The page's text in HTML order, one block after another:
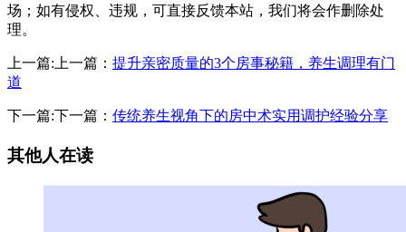
场；如有侵权、违规，可直接反馈本站，我们将会作删除处
理。
上一篇:上一篇： 提升亲密质量的3个房事秘籍，养生调理有门
道
下一篇:下一篇： 传统养生视角下的房中术实用调护经验分享
其他人在读